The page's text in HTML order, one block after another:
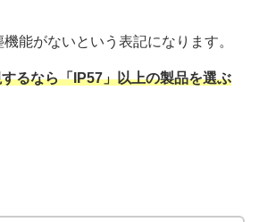
機能がないという表記になります。
るなら「IP57」以上の製品を選ぶ